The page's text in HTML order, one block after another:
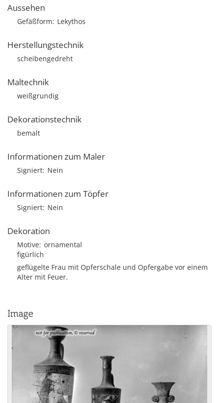
Aussehen
Gefäßform Lekythos
Herstellungstechnik
scheibengedreht
Maltechnik
weißgrundig
Dekorationstechnik
bemalt
Informationen zum Maler
Signiert Nein
Informationen zum Töpfer
Signiert Nein
Dekoration
Motive ornamental
figürlich
geflügelte Frau mit Opferschale und Opfergabe vor einem
Alter mit Feuer.
Image